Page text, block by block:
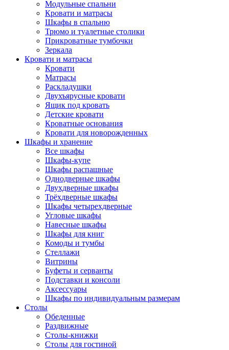
Модульные спальни
Кровати и матрасы
Шкафы в спальню
Трюмо и туалетные столики
Прикроватные тумбочки
Зеркала
Кровати и матрасы
Кровати
Матрасы
Раскладушки
Двухъярусные кровати
Ящик под кровать
Детские кровати
Кроватные основания
Кровати для новорожденных
Шкафы и хранение
Все шкафы
Шкафы-купе
Шкафы распашные
Однодверные шкафы
Двухдверные шкафы
Трёхдверные шкафы
Шкафы четырехдверные
Угловые шкафы
Навесные шкафы
Шкафы для книг
Комоды и тумбы
Стеллажи
Витрины
Буфеты и серванты
Подставки и консоли
Аксессуары
Шкафы по индивидуальным размерам
Столы
Обеденные
Раздвижные
Столы-книжки
Столы для гостиной